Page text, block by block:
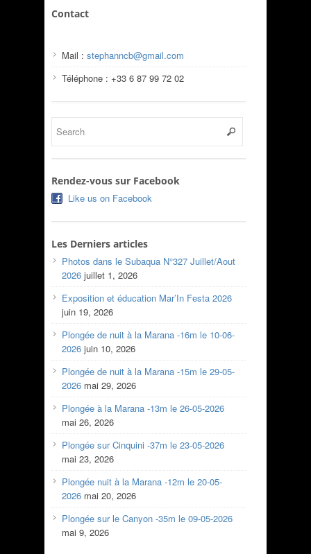
Contact
Mail : stephanncb@gmail.com
Téléphone : +33 6 87 99 72 02
Rendez-vous sur Facebook
Like us on Facebook
Les Derniers articles
Photos dans le Subaqua N°327 Juillet/Aout
2026 juillet 1, 2026
Exposition et éducation Mar’In Festa 2026
juin 19, 2026
Plongée de nuit à la Marana -16m le 10-06-
2026 juin 10, 2026
Plongée de nuit à la Marana -15m le 29-05-
2026 mai 29, 2026
Plongée à la Marana -13m le 26-05-2026
mai 26, 2026
Plongée sur Cinquini -37m le 23-05-2026
mai 23, 2026
Plongée nuit à la Marana -12m le 20-05-
2026 mai 20, 2026
Plongée sur le Canyon -35m le 09-05-2026
mai 9, 2026